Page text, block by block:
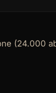
(24.000